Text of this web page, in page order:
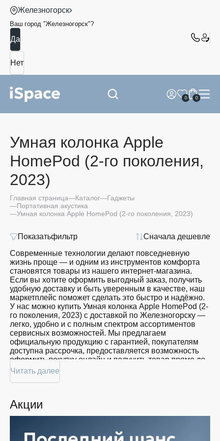
Железногорск
Ваш город "Железногорск"?
0 0
Умная колонка Apple
HomePod (2-го поколения,
2023)
Главная страница Каталог
Гаджеты
Портативная акустика
Умная колонка Apple HomePod (2-го поколения, 2023)
Показатьфильтр
Сначала дешевле
Современные технологии делают повседневную
жизнь проще — и одним из инструментов комфорта
становятся товары из нашего интернет-магазина.
Если вы хотите оформить выгодный заказ, получить
удобную доставку и быть уверенным в качестве, наш
маркетплейс поможет сделать это быстро и надёжно.
У нас можно купить Умная колонка Apple HomePod (2-
го поколения, 2023) с доставкой по Железногорску —
легко, удобно и с полным спектром ассортиментов
сервисных возможностей. Мы предлагаем
официальную продукцию с гарантией, покупателям
доступна рассрочка, предоставляется возможность
оформить покупку онлайн и получить товар прямо до
дома.
Покупателям доступна покупка Умная колонка Apple
цене: мы регулярно обновляем ассортимент, следим
за актуальностью наличия и предоставляем большой
вы всегда найдёте нужный продукт в нужный момент.
Доставим ваш товар быстро — независимо от
Читать далее
Акции